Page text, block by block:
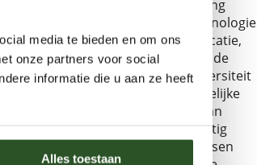
media te bieden en om ons
onze partners voor social
informatie die u aan ze heeft
Alles toestaan
het vergroten van bewustwording
in biologie, plantenbiotechnologie
met jarenlange ervaring in educatie,
leidinggevende functies binnen de
waarbij natuurbeheer, biodiversiteit
Jaap toegankelijke en inhoudelijke
tuinieren en het belang van
Daarnaast verzorgt hij regelmatig
zijn blogs wil Jaap mensen